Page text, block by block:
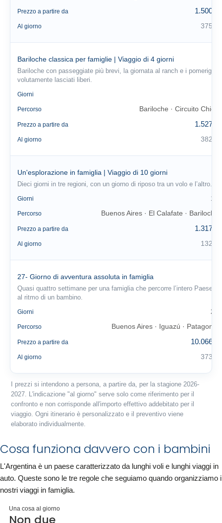
Prezzo a partire da 1.500 €
Al giorno 375 €
Bariloche classica per famiglie | Viaggio di 4 giorni
Bariloche con passeggiate più brevi, la giornata al ranch e i pomeriggi
volutamente lasciati liberi.
Giorni
Percorso Bariloche · Circuito Chico
Prezzo a partire da 1.527 €
Al giorno 382 €
Un'esplorazione in famiglia | Viaggio di 10 giorni
Dieci giorni in tre regioni, con un giorno di riposo tra un volo e l’altro.
Giorni 10
Percorso Buenos Aires · El Calafate · Bariloche
Prezzo a partire da 1.317 €
Al giorno 132 €
27- Giorno di avventura assoluta in famiglia
Quasi quattro settimane per una famiglia che percorre l’intero Paese
al ritmo di un bambino.
Giorni 27
Percorso Buenos Aires · Iguazú · Patagonia
Prezzo a partire da 10.066 €
Al giorno 373 €
I prezzi si intendono a persona, a partire da, per la stagione 2026-
2027. L'indicazione "al giorno" serve solo come riferimento per il
confronto e non corrisponde all'importo effettivo addebitato per il
viaggio. Ogni itinerario è personalizzato e il preventivo viene
elaborato individualmente.
Cosa funziona davvero con i bambini
L'Argentina è un paese caratterizzato da lunghi voli e lunghi viaggi in
auto. Queste sono le tre regole che seguiamo quando organizziamo i
nostri viaggi in famiglia.
Una cosa al giorno
Non due